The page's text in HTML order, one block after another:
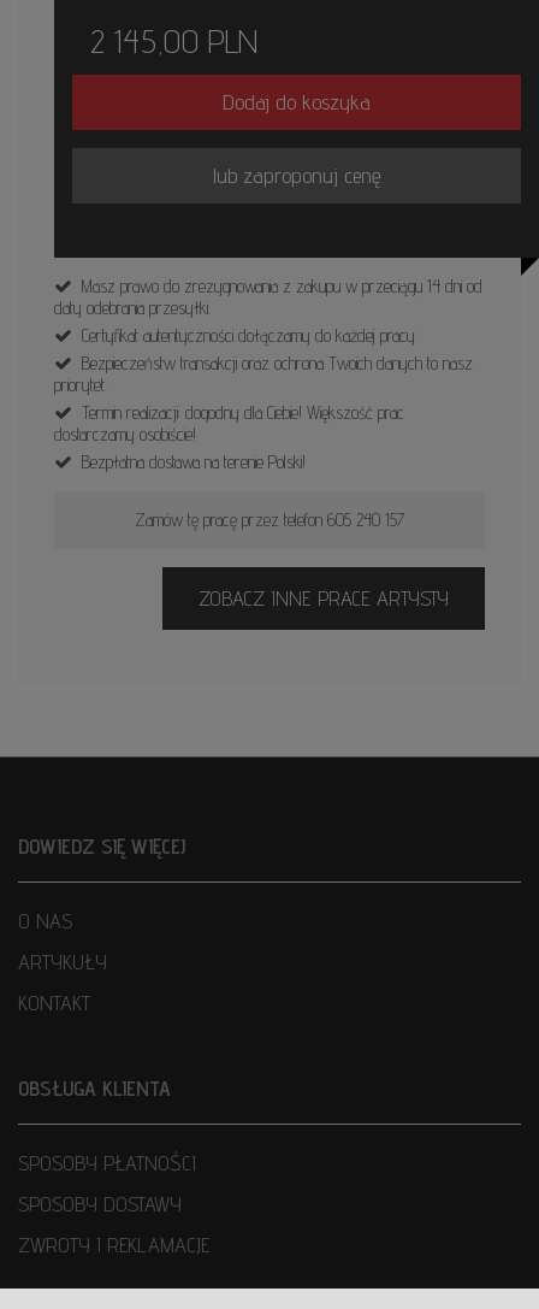
2 145,00 PLN
Dodaj do koszyka
lub zaproponuj cenę
Masz prawo do zrezygnowania z zakupu w przeciągu 14 dni od
daty odebrania przesyłki.
Certyfikat autentyczności dołączamy do każdej pracy.
Bezpieczeństw transakcji oraz ochrona Twoich danych to nasz
priorytet.
Termin realizacji: dogodny dla Ciebie! Większość prac
dostarczamy osobiście!
Bezpłatna dostawa na terenie Polski!
Zamów tę pracę przez telefon 605 240 157
ZOBACZ INNE PRACE ARTYSTY
DOWIEDZ SIĘ WIĘCEJ
O NAS
ARTYKUŁY
KONTAKT
OBSŁUGA KLIENTA
SPOSOBY PŁATNOŚCI
SPOSOBY DOSTAWY
ZWROTY I REKLAMACJE